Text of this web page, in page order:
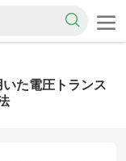
た電圧トランス